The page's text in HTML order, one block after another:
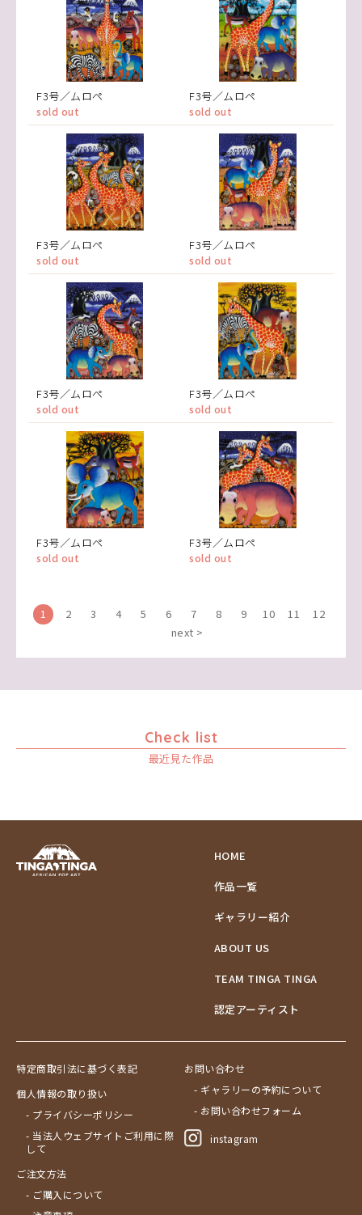
F3号／ムロペ
sold out
F3号／ムロペ
sold out
F3号／ムロペ
sold out
F3号／ムロペ
sold out
F3号／ムロペ
sold out
F3号／ムロペ
sold out
F3号／ムロペ
sold out
F3号／ムロペ
sold out
1 2 3 4 5 6 7 8 9 10 11
12
next >
Check list
最近見た作品
HOME
作品一覧
ギャラリー紹介
ABOUT US
TEAM TINGA TINGA
認定アーティスト
特定商取引法に基づく表記
個人情報の取り扱い
- プライバシーポリシー
- 当法人ウェブサイトご利用に際
して
ご注文方法
- ご購入について
お問い合わせ
- ギャラリーの予約について
- お問い合わせフォーム
instagram